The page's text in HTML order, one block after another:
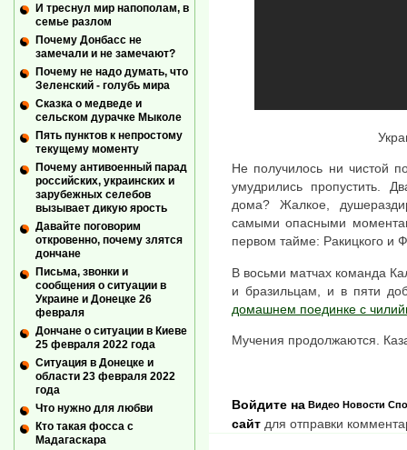
Не получилось ни чистой
умудрились пропустить.
дома? Жалкое,
самыми опасными
первом тайме: Ракицкого и
В восьми матчах команда
и бразильцам, и в пяти
домашнем поединке с
Мучения продолжаются.
Видео Новости
Войдите на
сайт для отправки
И треснул мир напополам, в
семье разлом
Почему Донбасс не
замечали и не замечают?
Почему не надо думать, что
Зеленский - голубь мира
Сказка о медведе и
сельском дурачке Мыколе
Пять пунктов к непростому
текущему моменту
Почему антивоенный парад
российских, украинских и
зарубежных селебов
вызывает дикую ярость
Давайте поговорим
откровенно, почему злятся
дончане
Письма, звонки и
сообщения о ситуации в
Украине и Донецке 26
февраля
Дончане о ситуации в Киеве
25 февраля 2022 года
Ситуация в Донецке и
области 23 февраля 2022
года
Что нужно для любви
Кто такая фосса с
Мадагаскара